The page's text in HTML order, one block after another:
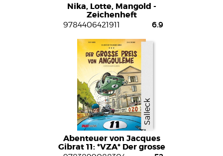
Nika, Lotte, Mangold -
Zeichenheft
9784406421911 6.9
Salleck
Abenteuer von Jacques
Gibrat 11: *VZA* Der grosse